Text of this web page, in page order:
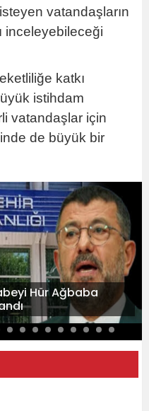
vatandaşların
inceleyebileceği
katkı
istihdam
vatandaşlar için
de büyük bir
Hür Ağbaba